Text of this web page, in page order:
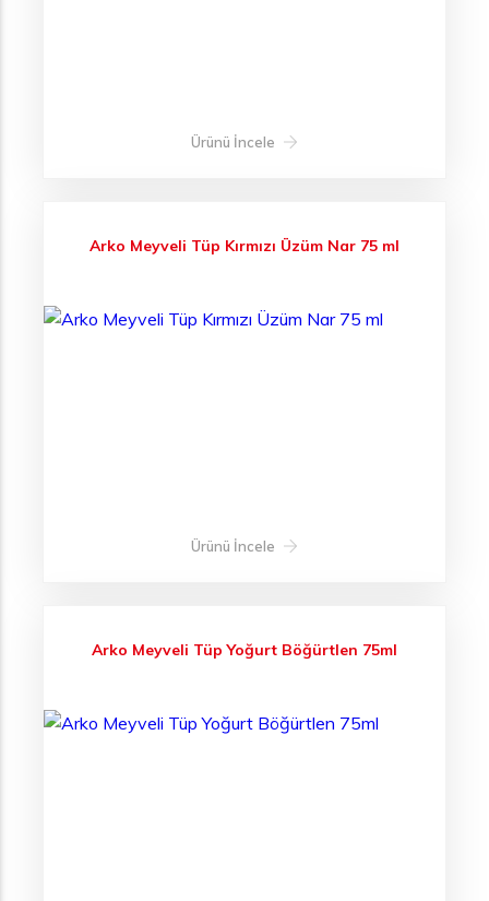
Ürünü İncele
Arko Meyveli Tüp Kırmızı Üzüm Nar 75 ml
Ürünü İncele
Arko Meyveli Tüp Yoğurt Böğürtlen 75ml